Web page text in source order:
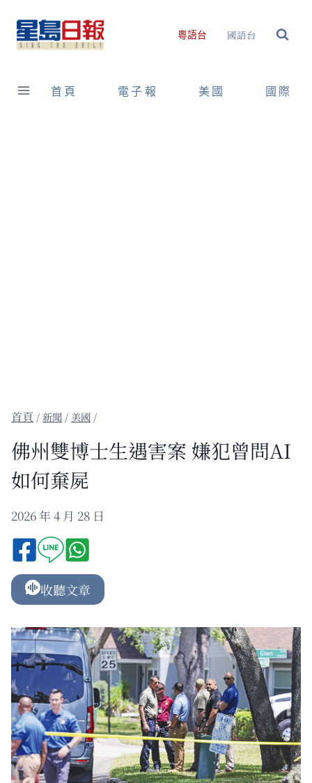
content
粵語台 國語台
首頁 電子報 美國 國際
/新聞 / 美國 /
佛州雙博士生遇害案 嫌犯曾問AI
如何棄屍
2026 年 4 月 28 日
收聽文章